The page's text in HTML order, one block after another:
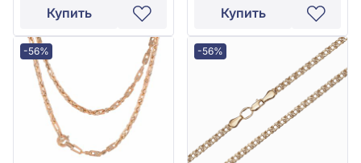
Купить Купить
-56% -56%